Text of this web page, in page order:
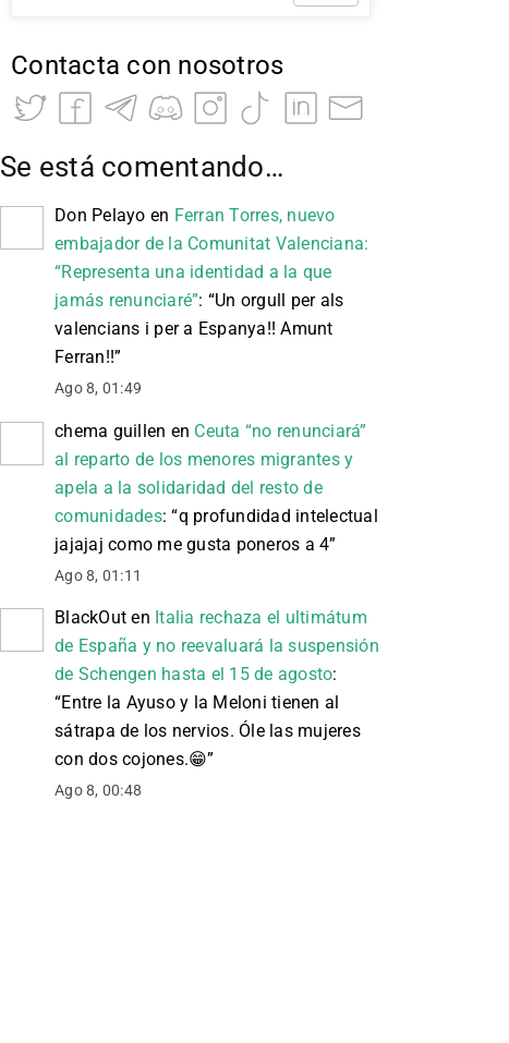
Contacta con nosotros
Se está comentando…
Don Pelayo en Ferran Torres, nuevo
embajador de la Comunitat Valenciana:
“Representa una identidad a la que
jamás renunciaré”: “Un orgull per als
valencians i per a Espanya!! Amunt
Ferran!!”
Ago 8, 01:49
chema guillen en Ceuta “no renunciará”
al reparto de los menores migrantes y
apela a la solidaridad del resto de
comunidades: “q profundidad intelectual
jajajaj como me gusta poneros a 4”
Ago 8, 01:11
BlackOut en Italia rechaza el ultimátum
de España y no reevaluará la suspensión
de Schengen hasta el 15 de agosto:
“Entre la Ayuso y la Meloni tienen al
sátrapa de los nervios. Óle las mujeres
con dos cojones. 😁”
Ago 8, 00:48